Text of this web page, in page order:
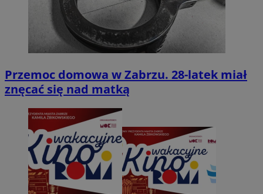
Przemoc domowa w Zabrzu. 28-latek miał
znęcać się nad matką